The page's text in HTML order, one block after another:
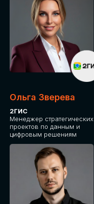
Ольга Зверева
2ГИС
Менеджер стратегических
проектов по данным и
цифровым решениям